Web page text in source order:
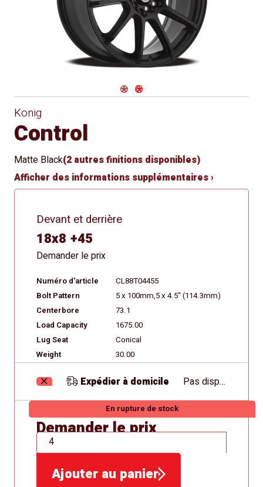
conique
for Winter
Navigate 1
Navigate 2
Konig
Control
Matte Black(2 autres finitions disponibles)
Afficher des informations supplémentaires ›
Devant et derrière
18x8 +45
Demander le prix
Numéro d'article
CL88T04455
Bolt Pattern
5 x 100mm,5 x 4.5" (114.3mm)
Centerbore
73.1
Load Capacity
1675.00
Lug Seat
Conical
Weight
30.00
Expédier à domicile Pas disponible
En rupture de stock
Demander le prix
QTÉ
Ajouter au panier